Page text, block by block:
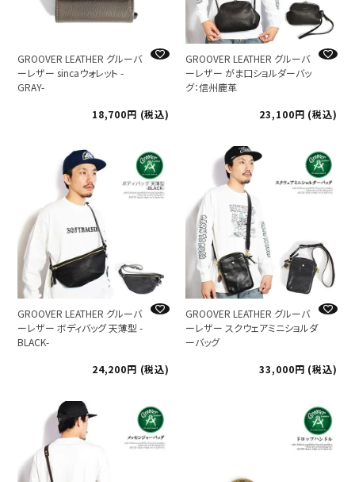
GROOVER LEATHER グルーバ
ーレザー sincaウォレット -
GRAY-
18,700
税込
GROOVER LEATHER グルーバ
ーレザー がま口ショルダーバッ
グ：信州鹿革
23,100
税込
GROOVER LEATHER グルーバ
ーレザー ボディバッグ 天薄型 -
BLACK-
24,200
税込
GROOVER LEATHER グルーバ
ーレザー スクウェアミニショルダ
ーバッグ
33,000
税込